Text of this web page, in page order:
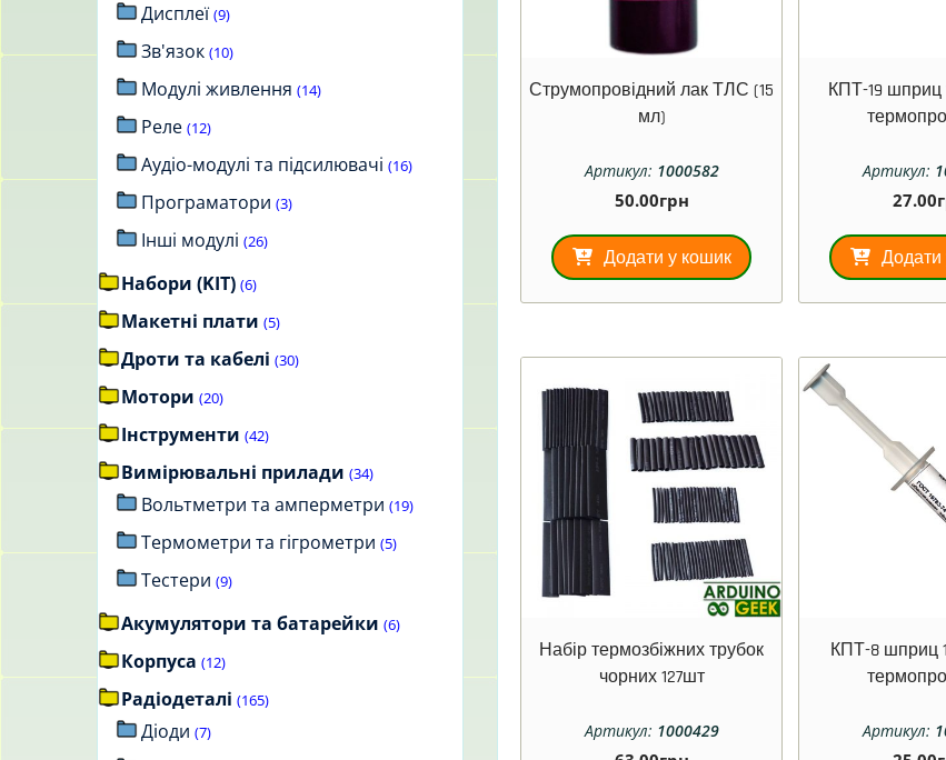
Струмопровідний лак ТЛС (15
мл)
Артикул: 1000582
50.00грн
Додати у кошик
КПТ-19 шприц
Артикул:
27.00
Додати
Набір термозбіжних трубок
чорних 127шт
Артикул: 1000429
КПТ-8 шприц
Артикул:
Дисплеї (9)
Зв'язок (10)
Модулі живлення (14)
Реле (12)
Аудіо-модулі та підсилювачі (16)
Програматори (3)
Інші модулі (26)
Набори (KIT) (6)
Макетні плати (5)
Дроти та кабелі (30)
Мотори (20)
Інструменти (42)
Вимірювальні прилади (34)
Вольтметри та амперметри (19)
Термометри та гігрометри (5)
Тестери (9)
Акумулятори та батарейки (6)
Корпуса (12)
Радіодеталі (165)
Діоди (7)